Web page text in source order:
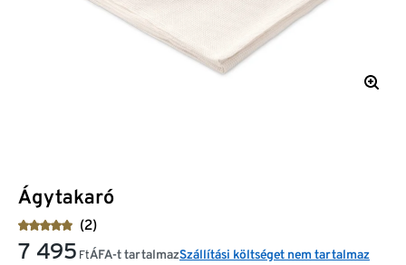
Ágytakaró
(2)
7 495 FtÁFA-t tartalmazSzállítási költséget nem tartalmaz